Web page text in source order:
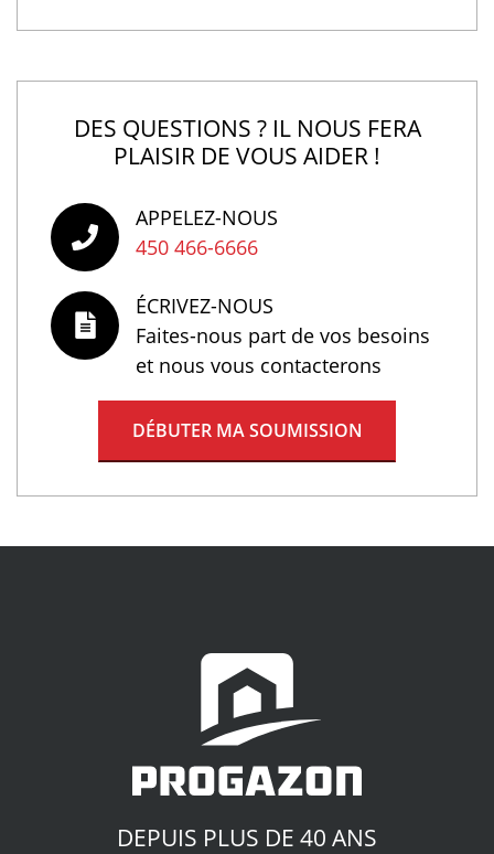
DES QUESTIONS ? IL NOUS FERA
PLAISIR DE VOUS AIDER !
APPELEZ-NOUS
450 466-6666
ÉCRIVEZ-NOUS
Faites-nous part de vos besoins
et nous vous contacterons
DÉBUTER MA SOUMISSION
DEPUIS PLUS DE 40 ANS